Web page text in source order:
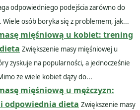
odpowiedniego podejścia zarówno do
osób boryka się z problemem, jak...
mięśniową u kobiet: trening
Zwiększenie masy mięśniowej u
zyskuje na popularności, a jednocześnie
że wiele kobiet dąży do...
mięśniową u mężczyzn:
odpowiednia dieta Zwiększenie masy